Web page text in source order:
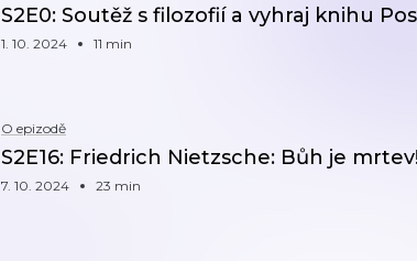
S2E0: Soutěž s filozofií a vyhraj knihu
1. 10. 2024 11 min
O epizodě
S2E16: Friedrich Nietzsche: Bůh je
7. 10. 2024 23 min